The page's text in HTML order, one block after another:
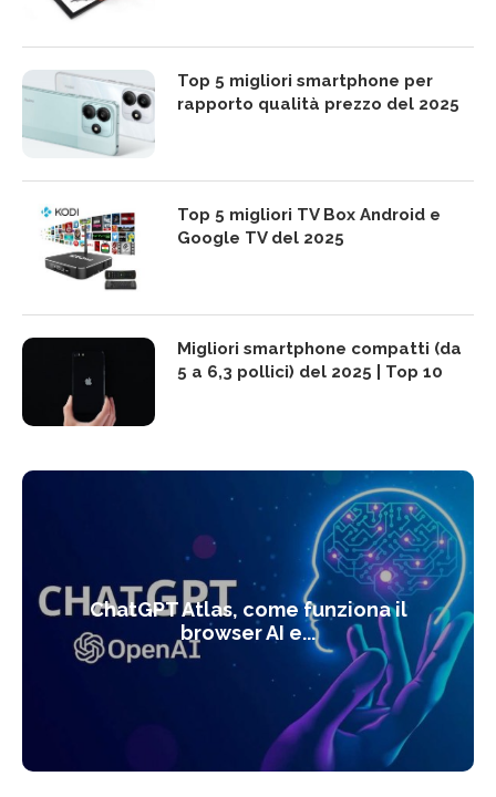
Top 5 migliori smartphone per
rapporto qualità prezzo del 2025
Top 5 migliori TV Box Android e
Google TV del 2025
Migliori smartphone compatti (da
5 a 6,3 pollici) del 2025 | Top 10
ChatGPT Atlas, come funziona il
browser AI e...